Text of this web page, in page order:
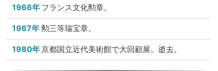
1966年 フランス文化勲章。
1967年 勲三等瑞宝章。
1980年京都国立近代美術館で大回顧展。逝去。